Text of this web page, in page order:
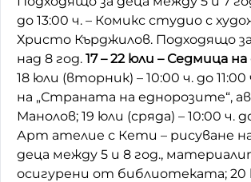
до 13:00 ч. – Комикс студио с
Христо Кърджилов. Подходящо
над 8 год. 17 – 22 юли – Седмица
18 юли (вторник) – 10:00 ч. до
на „Страната на еднорозите“,
Манолов; 19 юли (сряда) – 10:00 ч.
Арт ателие с Кети – рисуване на
деца между 5 и 8 год.,
осигурени от библиотеката; 20